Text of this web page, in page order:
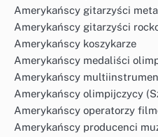
Amerykańscy gitarzyści
Amerykańscy gitarzyści
Amerykańscy koszykarze
Amerykańscy medaliści
Amerykańscy
Amerykańscy olimpijczycy
Amerykańscy operatorzy
Amerykańscy producenci